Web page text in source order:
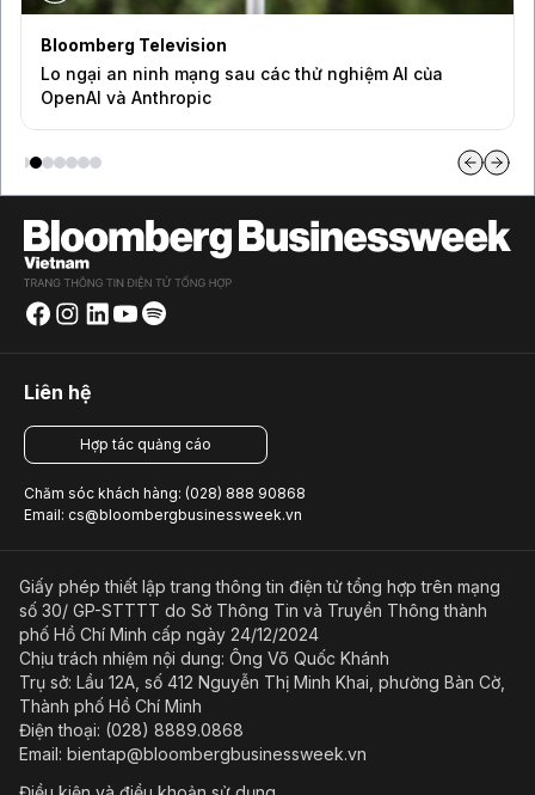
Bloomberg Television
Lo ngại an ninh mạng sau các thử nghiệm AI của
OpenAI và Anthropic
Liên hệ
Hợp tác quảng cáo
Chăm sóc khách hàng: (028) 888 90868
Email: cs@bloombergbusinessweek.vn
Giấy phép thiết lập trang thông tin điện tử tổng hợp trên mạng
số 30/ GP-STTTT do Sở Thông Tin và Truyền Thông thành
phố Hồ Chí Minh cấp ngày 24/12/2024
Chịu trách nhiệm nội dung: Ông Võ Quốc Khánh
Trụ sở: Lầu 12A, số 412 Nguyễn Thị Minh Khai, phường Bàn Cờ,
Thành phố Hồ Chí Minh
Điện thoại: (028) 8889.0868
Email: bientap@bloombergbusinessweek.vn